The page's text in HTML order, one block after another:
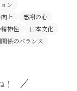
ン
上
感謝の心
神性
日本文化
係のバランス